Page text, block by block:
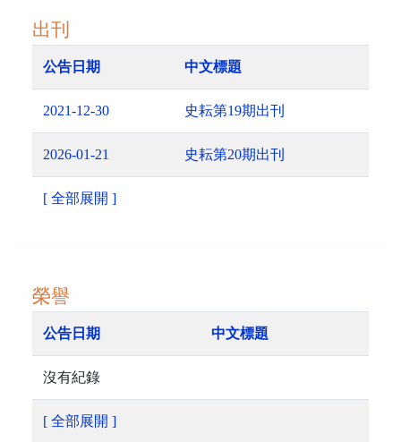
出刊
公告日期 中文標題
2021-12-30 史耘第19期出刊
2026-01-21 史耘第20期出刊
[ 全部展開 ]
榮譽
公告日期 中文標題
沒有紀錄
[ 全部展開 ]